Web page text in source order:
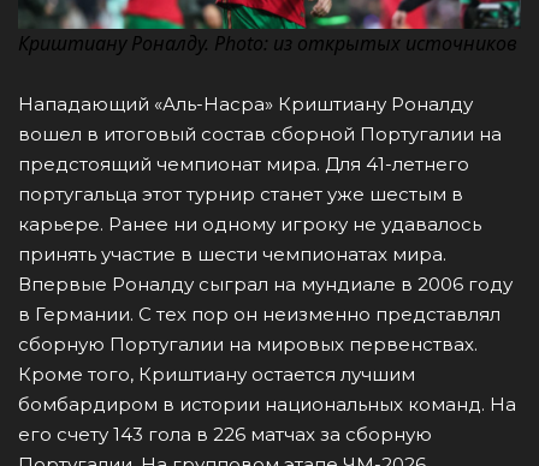
Криштиану Роналду. Photo: из открытых источников
Нападающий «Аль-Насра» Криштиану Роналду
вошел в итоговый состав сборной Португалии на
предстоящий чемпионат мира. Для 41-летнего
португальца этот турнир станет уже шестым в
карьере. Ранее ни одному игроку не удавалось
принять участие в шести чемпионатах мира.
Впервые Роналду сыграл на мундиале в 2006 году
в Германии. С тех пор он неизменно представлял
сборную Португалии на мировых первенствах.
Кроме того, Криштиану остается лучшим
бомбардиром в истории национальных команд. На
его счету 143 гола в 226 матчах за сборную